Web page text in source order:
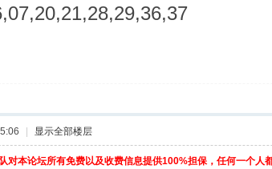
显示全部楼层
对本论坛所有免费以及收费信息提供100%担保，任何一个人